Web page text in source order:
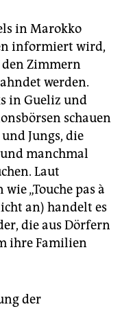
in Marokko
informiert wird,
Zimmern
werden.
in Gueliz­ und
schauen
Jungs, die
manchmal
Laut
„Touche pas à
an) handelt es
die aus Dörfern
ihre Familien
der